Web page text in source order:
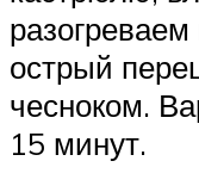
острый
чесноком.
15 минут.